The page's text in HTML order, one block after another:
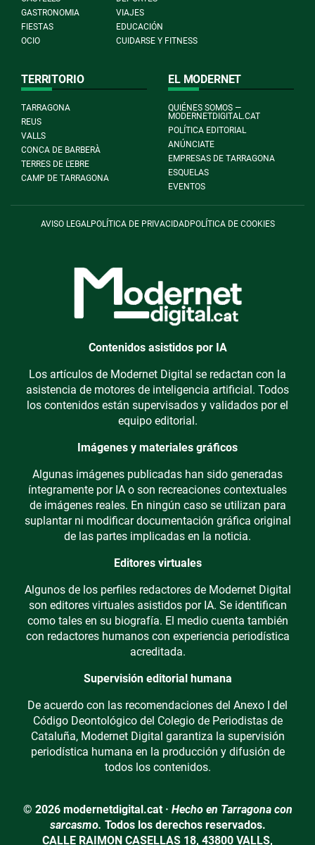
GASTRONOMIA
VIAJES
FIESTAS
EDUCACIÓN
OCIO
CUIDARSE Y FITNESS
TERRITORIO
TARRAGONA
REUS
VALLS
CONCA DE BARBERÀ
TERRES DE L'EBRE
CAMP DE TARRAGONA
EL MODERNET
QUIÉNES SOMOS —
MODERNETDIGITAL.CAT
POLÍTICA EDITORIAL
ANÚNCIATE
EMPRESAS DE TARRAGONA
ESQUELAS
EVENTOS
AVISO LEGALPOLÍTICA DE PRIVACIDADPOLÍTICA DE COOKIES
Contenidos asistidos por IA
Los artículos de Modernet Digital se redactan con la
asistencia de motores de inteligencia artificial. Todos
los contenidos están supervisados y validados por el
equipo editorial.
Imágenes y materiales gráficos
Algunas imágenes publicadas han sido generadas
íntegramente por IA o son recreaciones contextuales
de imágenes reales. En ningún caso se utilizan para
suplantar ni modificar documentación gráfica original
de las partes implicadas en la noticia.
Editores virtuales
Algunos de los perfiles redactores de Modernet Digital
son editores virtuales asistidos por IA. Se identifican
como tales en su biografía. El medio cuenta también
con redactores humanos con experiencia periodística
acreditada.
Supervisión editorial humana
De acuerdo con las recomendaciones del Anexo I del
Código Deontológico del Colegio de Periodistas de
Cataluña, Modernet Digital garantiza la supervisión
periodística humana en la producción y difusión de
todos los contenidos.
© 2026 modernetdigital.cat · Hecho en Tarragona con
sarcasmo. Todos los derechos reservados.
CALLE RAIMON CASELLAS 18, 43800 VALLS,